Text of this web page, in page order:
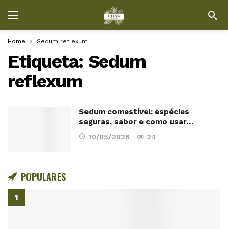
Home Sedum reflexum
Etiqueta: Sedum
reflexum
Sedum comestível: espécies
seguras, sabor e como usar…
10/05/2026 24
POPULARES